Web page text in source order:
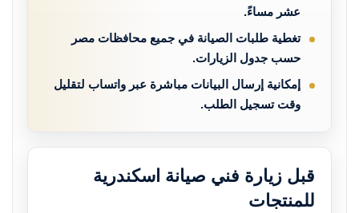
عشر مساءً.
تغطية طلبات الصيانة في جميع محافظات مصر
حسب جدول الزيارات.
إمكانية إرسال البيانات مباشرة عبر واتساب لتقليل
وقت تسجيل الطلب.
قبل زيارة فني صيانة اسكندرية
للمنتجات